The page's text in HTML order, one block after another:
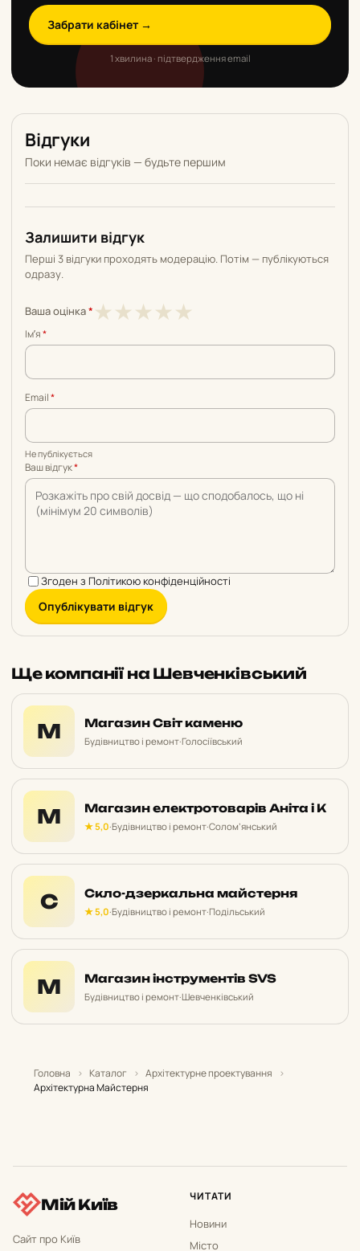
Забрати кабінет →
1 хвилина · підтвердження email
Відгуки
Поки немає відгуків — будьте першим
Залишити відгук
Перші 3 відгуки проходять модерацію. Потім — публікуються
одразу.
Ваша оцінка* ★
5
★4
5
★3
5
★2
5
★1
5
Імʼя*
Email*
Не публікується
Ваш відгук*
Згоден з Політикою конфіденційності
Опублікувати відгук
Ще компанії на Шевченківський
М Магазин Світ каменю
Будівництво і ремонт·Голосіївський
М Магазин електротоварів Аніта і К
★ 5,0·Будівництво і ремонт·Солом’янський
С Скло-дзеркальна майстерня
★ 5,0·Будівництво і ремонт·Подільський
М Магазин інструментів SVS
Будівництво і ремонт·Шевченківський
Головна › Каталог › Архітектурне проектування
›
Архітектурна Майстерня
Мій Київ
Сайт про Київ
ЧИТАТИ
Новини
Місто